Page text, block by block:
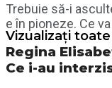
Vizualizați
Trebuie să-i
e în pioneze. Ce
Regina
Ce i-au